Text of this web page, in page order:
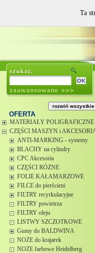
OFERTA
MATERIAŁY POLIGRAFICZNE
CZĘŚCI MASZYN i
ANTI-MARKING - systemy
BLACHY na cylindry
CPC Akcesoria
CZĘŚCI RÓŻNE
FOLIE KAŁAMARZOWE
FILCE do pierścieni
FILTRY recyrkulacyjne
FILTRY powietrza
FILTRY oleju
LISTWY SZCZOTKOWE
Gumy do BALDWINA
NOŻE do krajarek
NOŻE farbowe Heidelberg
Ta